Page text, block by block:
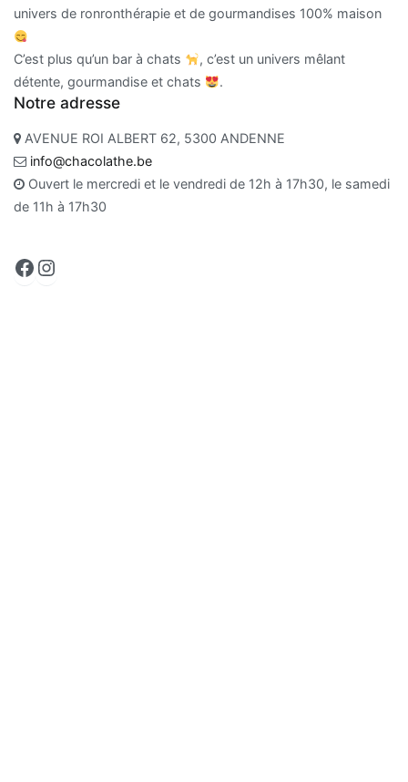
univers de ronronthérapie et de gourmandises 100% maison
C’est plus qu’un bar à chats
, c’est un univers mêlant
détente, gourmandise et chats
.
Notre adresse
AVENUE ROI ALBERT 62, 5300 ANDENNE
info@chacolathe.be
Ouvert le mercredi et le vendredi de 12h à 17h30, le samedi
de 11h à 17h30
Facebook